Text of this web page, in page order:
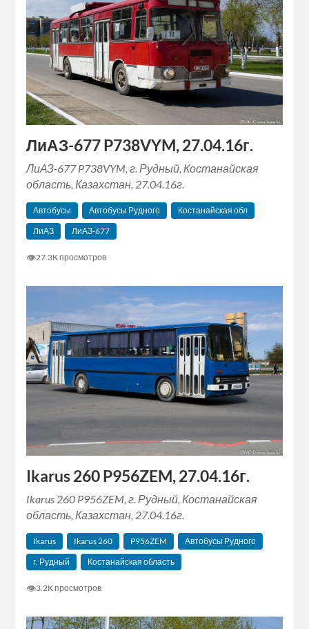
ЛиАЗ-677 P738VYM, 27.04.16г.
ЛиАЗ-677 P738VYM, г. Рудный, Костанайская
область, Казахстан, 27.04.16г.
Автобусы Автобусы Рудного
Костанайская обл
ЛиАЗ
ЛиАЗ-677
👁27.3K просмотров
Ikarus 260 P956ZEM, 27.04.16г.
Ikarus 260 P956ZEM, г. Рудный, Костанайская
область, Казахстан, 27.04.16г.
Ikarus Ikarus 260 P956ZEM
Автобусы Рудного
г. Рудный
Костанайская область
👁3.2K просмотров